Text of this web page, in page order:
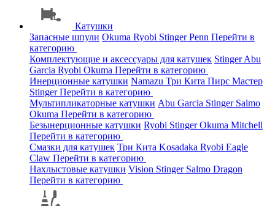
Катушки
Запасные шпули Okuma Ryobi StingerPenn Перейти в
категорию
Комплектующие и аксессуары для катушек StingerAbu
Garcia Ryobi Okuma Перейти в категорию
Инерционные катушки Namazu Три Кита Пирс Мастер
StingerПерейти в категорию
Мультипликаторные катушки Abu Garcia Stinger Salmo
Okuma Перейти в категорию
Безынерционные катушки Ryobi StingerOkuma Mitchell
Перейти в категорию
Смазки для катушек Три Кита Kosadaka Ryobi Eagle
Claw Перейти в категорию
Нахлыстовые катушки Vision Stinger Salmo Dragon
Перейти в категорию